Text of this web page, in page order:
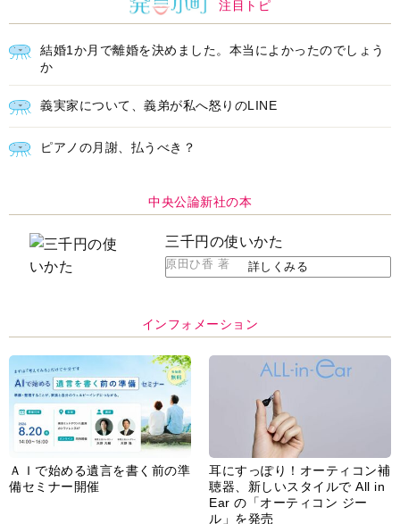
注目トピ
結婚1か月で離婚を決めました。本当によかったのでしょう
か
義実家について、義弟が私へ怒りのLINE
ピアノの月謝、払うべき？
中央公論新社の本
三千円の使いかた
原田ひ香 著 詳しくみる
インフォメーション
ＡＩで始める遺言を書く前の準
備セミナー開催
耳にすっぽり！オーティコン補
聴器、新しいスタイルで All in
Ear の「オーティコン ジー
ル」を発売